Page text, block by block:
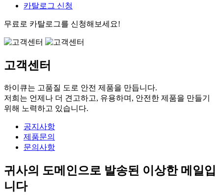
카탈로그 신청
무료로 카탈로그를 신청해보세요!
고객센터
하이큐는 고품질 도로 안전 제품을 만듭니다.
저희는 언제나 더 견고하고, 유용하며, 안전한 제품을 만들기
위해 노력하고 있습니다.
공지사항
제품문의
문의사항
귀사의 도메인으로 발송된 이상한 메일입
니다